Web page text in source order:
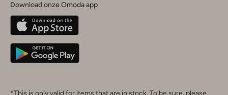
Belgique(Français)
Deutschland
Download onze Omoda app
*This is only valid for items that are in stock. To be sure, please